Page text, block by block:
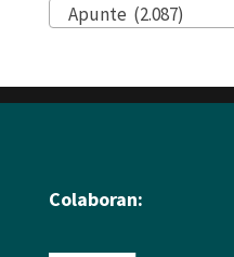
Apunte (2.087)
Colaboran: